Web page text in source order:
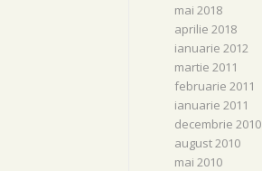
mai 2018
aprilie 2018
ianuarie 2012
martie 2011
februarie 2011
ianuarie 2011
decembrie 2010
august 2010
mai 2010